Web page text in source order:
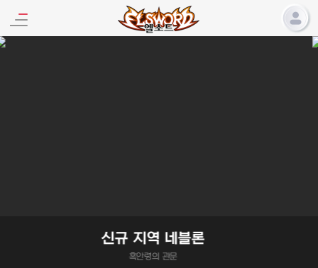
엘소드 프로모션
엑사스케일 증폭 회로 보급 터미